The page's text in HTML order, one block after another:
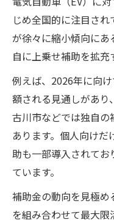
じめ全国的に注目さ
が徐々に縮小傾向にあ
自に上乗せ補助を拡充
例えば、2026年に向
額される見通しがあり
古川市などでは独自
あります。個人向け
助も一部導入されてお
ています。
補助金の動向を見極
を組み合わせて最大